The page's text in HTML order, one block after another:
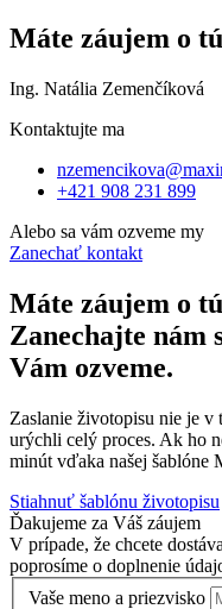
Máte záujem o
Ing. Natália Zemenčíková
Kontaktujte ma
+421 908 231 899
Alebo sa vám ozveme my
Zanechať kontakt
Máte záujem o
Zanechajte nám
Vám ozveme.
Zaslanie životopisu nie je
urýchli celý proces. Ak ho
minút vďaka našej šablóne
Stiahnuť šablónu životopisu
Ďakujeme za Váš záujem
V prípade, že chcete
poprosíme o doplnenie
Vaše meno a priezvisko